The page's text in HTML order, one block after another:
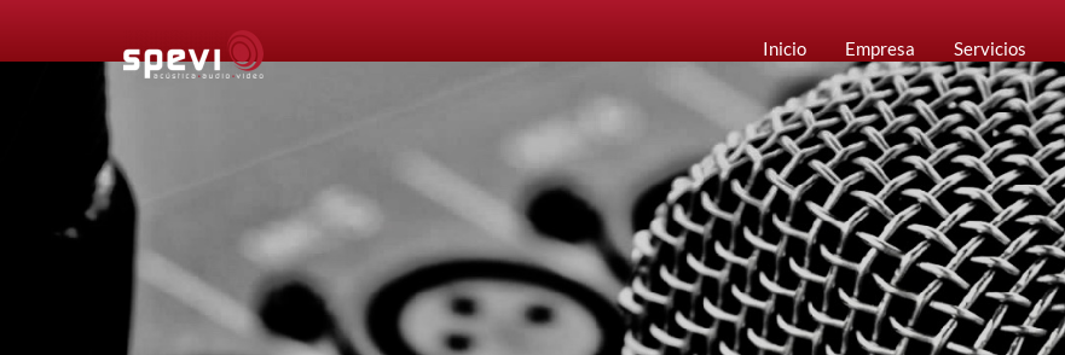
Inicio Empresa Servicios